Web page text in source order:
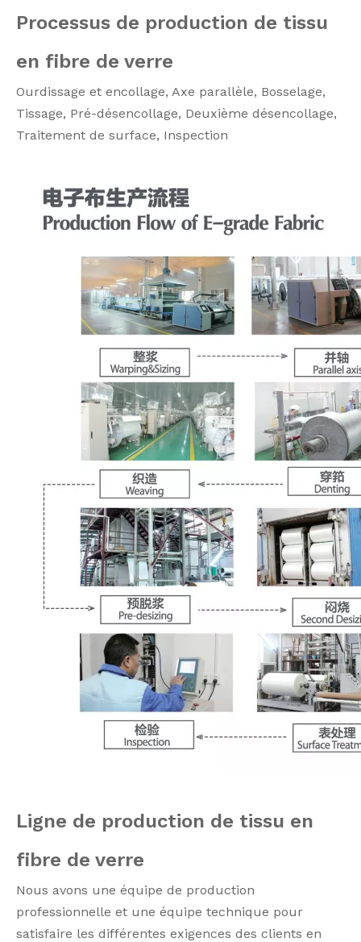
Processus de production de tissu
en fibre de verre
Ourdissage et encollage, Axe parallèle, Bosselage,
Tissage, Pré-désencollage, Deuxième désencollage,
Traitement de surface, Inspection
Ligne de production de tissu en
fibre de verre
Nous avons une équipe de production
professionnelle et une équipe technique pour
satisfaire les différentes exigences des clients en